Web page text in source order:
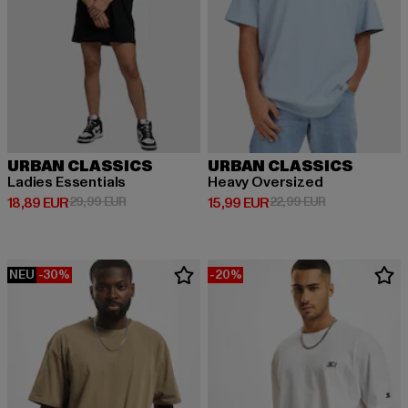
URBAN CLASSICS
Ladies Essentials
18,89 EUR
Derzeitiger Preis: 18,89 EUR
29,99 EURAktionspreis: 29,99 EUR
URBAN CLASSICS
Heavy Oversized
15,99 EUR
Derzeitiger Preis: 15,99 EUR
22,99 EURAktionspreis:
NEU -30% -20%